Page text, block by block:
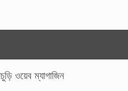
ওয়েব ম্যাগাজিন